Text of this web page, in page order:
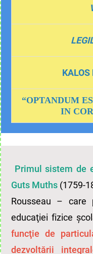
cartea sfântă a
evidenţiază rolul
realizarea
evidențiază
brahmanii
Hr.) practicau
de respiraţie şi
KALOS
(om frumos şi
“gimnastică”).
Socrate, Platon,
rolul exerciţiilor
“OPTANDUM
IN
(este de dorit să fie o
Primul sistem de
Guts Muths (1759-
Rousseau – care
educaţiei fizice
funcţie de
dezvoltării